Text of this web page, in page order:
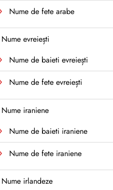
Nume de fete arabe
Nume evreiești
Nume de baieti evreiești
Nume de fete evreiești
Nume iraniene
Nume de baieti iraniene
Nume de fete iraniene
Nume irlandeze